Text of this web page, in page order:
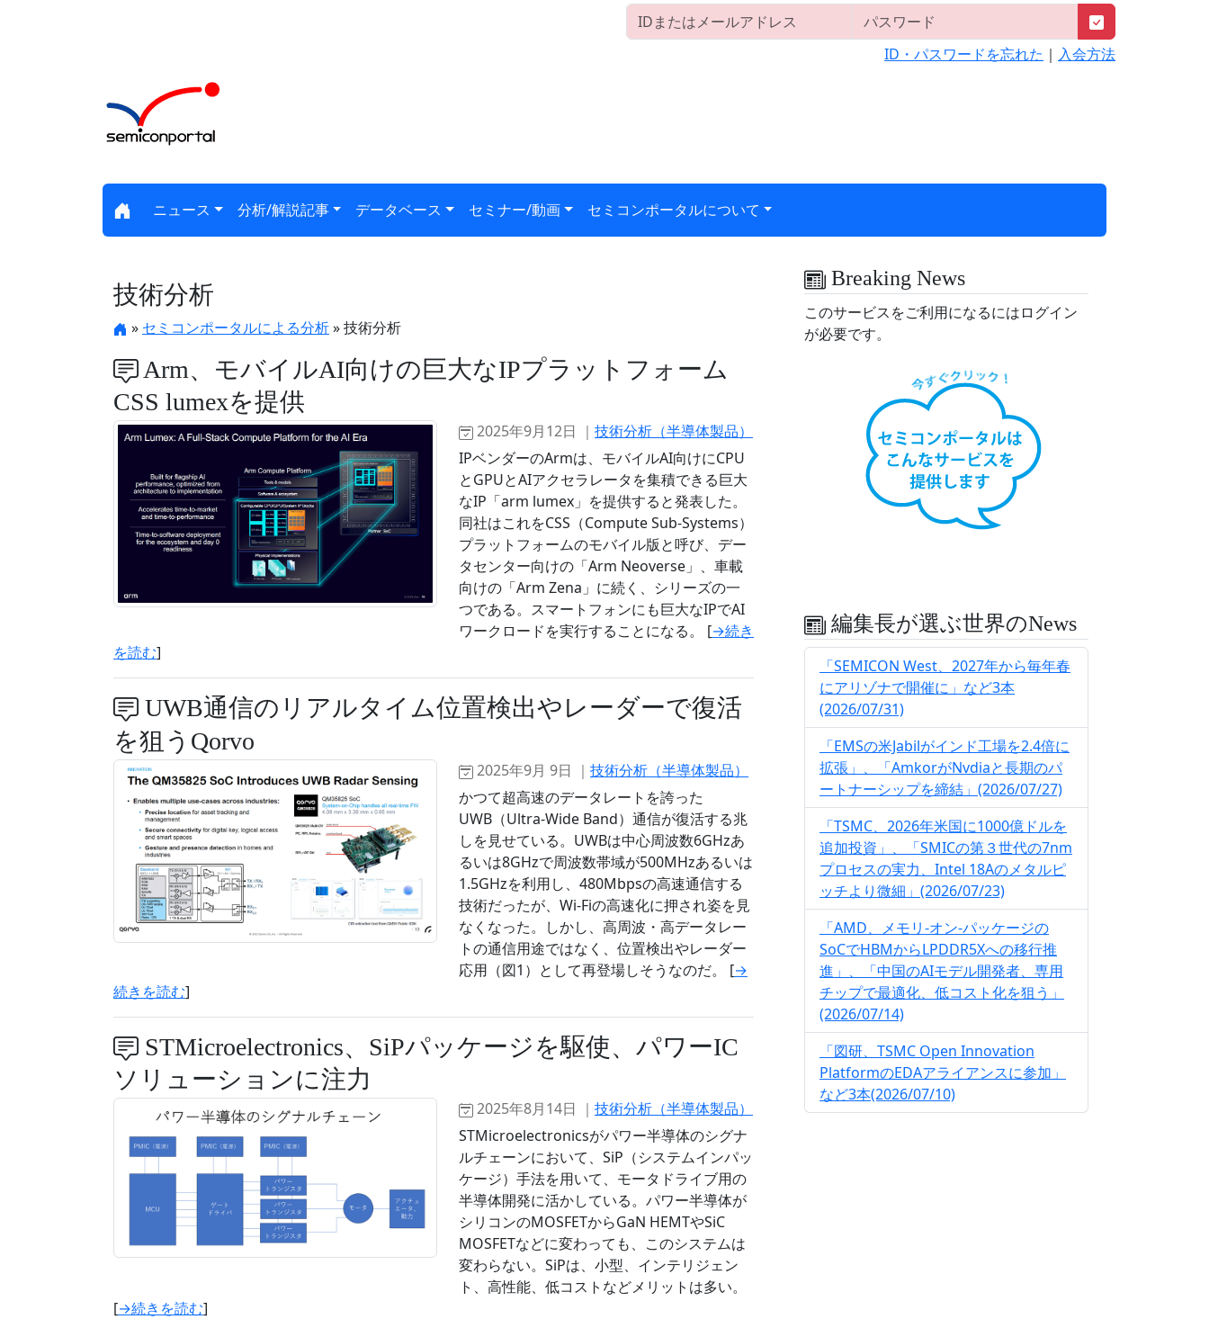
ID・パスワードを忘れた ｜ 入会方法
ニュース 分析/解説記事 データベース セミナー/動画 セミコンポータルについて
技術分析
» セミコンポータルによる分析» 技術分析
Arm、モバイルAI向けの巨大なIPプラットフォーム
CSS lumexを提供
2025年9月12日 ｜ 技術分析（半導体製品）
IPベンダーのArmは、モバイルAI向けにCPU
とGPUとAIアクセラレータを集積できる巨大
なIP「arm lumex」を提供すると発表した。
同社はこれをCSS（Compute Sub-Systems）
プラットフォームのモバイル版と呼び、デー
タセンター向けの「Arm Neoverse」、車載
向けの「Arm Zena」に続く、シリーズの一
つである。スマートフォンにも巨大なIPでAI
ワークロードを実行することになる。 [→続き
を読む]
UWB通信のリアルタイム位置検出やレーダーで復活
を狙うQorvo
2025年9月 9日 ｜ 技術分析（半導体製品）
かつて超高速のデータレートを誇った
UWB（Ultra-Wide Band）通信が復活する兆
しを見せている。UWBは中心周波数6GHzあ
るいは8GHzで周波数帯域が500MHzあるいは
1.5GHzを利用し、480Mbpsの高速通信する
技術だったが、Wi-Fiの高速化に押され姿を見
なくなった。しかし、高周波・高データレー
トの通信用途ではなく、位置検出やレーダー
応用（図1）として再登場しそうなのだ。 [→
続きを読む]
STMicroelectronics、SiPパッケージを駆使、パワーIC
ソリューションに注力
2025年8月14日 ｜ 技術分析（半導体製品）
STMicroelectronicsがパワー半導体のシグナ
ルチェーンにおいて、SiP（システムインパッ
ケージ）手法を用いて、モータドライブ用の
半導体開発に活かしている。パワー半導体が
シリコンのMOSFETからGaN HEMTやSiC
MOSFETなどに変わっても、このシステムは
変わらない。SiPは、小型、インテリジェン
ト、高性能、低コストなどメリットは多い。
[→続きを読む]
Breaking News
このサービスをご利用になるにはログイン
が必要です。
編集長が選ぶ世界のNews
「SEMICON West、2027年から毎年春
にアリゾナで開催に」など3本
(2026/07/31)
「EMSの米Jabilがインド工場を2.4倍に
拡張」、「AmkorがNvdiaと長期のパ
ートナーシップを締結」(2026/07/27)
「TSMC、2026年米国に1000億ドルを
追加投資」、「SMICの第３世代の7nm
プロセスの実力、Intel 18Aのメタルピ
ッチより微細」(2026/07/23)
「AMD、メモリ-オン-パッケージの
SoCでHBMからLPDDR5Xへの移行推
進」、「中国のAIモデル開発者、専用
チップで最適化、低コスト化を狙う」
(2026/07/14)
「図研、TSMC Open Innovation
PlatformのEDAアライアンスに参加」
など3本(2026/07/10)